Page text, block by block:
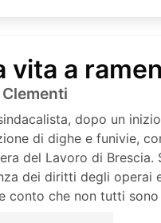
vita a
dopo un
di dighe e funivie,
del Lavoro di
dei diritti degli operai
conto che non tutti